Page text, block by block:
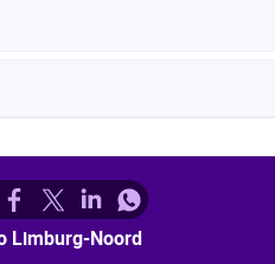
Deel
Deel
deze
Deel
deze
Deel
deze
Limburg-Noord